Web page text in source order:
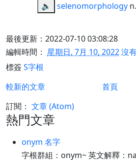
🔈
selenomorphology
最後更新：2022-07-10 03:08:28
編輯時間： 星期日, 7月 10, 2022沒
標簽 S字根
較新的文章
首頁
訂閱： 文章 (Atom)
熱門文章
onym 名字
字根群組：onym~ 英文解釋：